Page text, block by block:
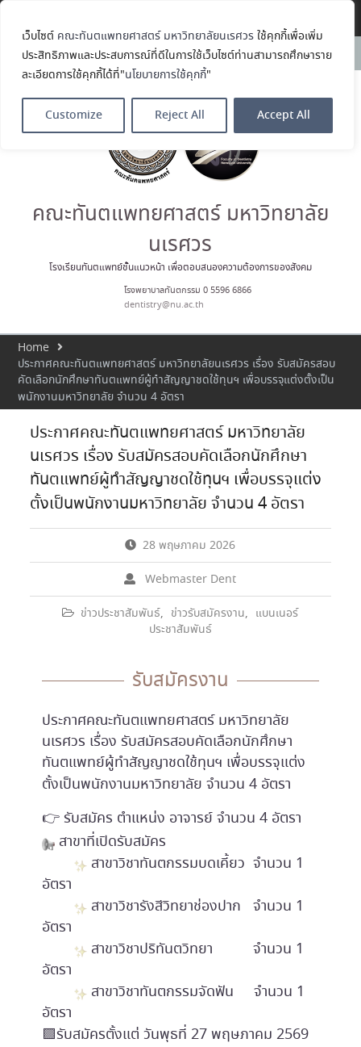
เว็บไซต์ คณะทันตแพทยศาสตร์ มหาวิทยาลัยนเรศวร ใช้คุกกี้เพื่อเพิ่ม
ประสิทธิภาพและประสบการณ์ที่ดีในการใช้เว็บไซต์ท่านสามารถศึกษาราย
ละเอียดการใช้คุกกี้ได้ที่"นโยบายการใช้คุกกี้"
Customize Reject All Accept All
News:
ขอแสดงความยินดีกับ รศ.ทพญ.รัช
วรรณ ตัณศลารักษ์ อาจารย์ประจำ
ภาควิชาทันตกรรมป้องกัน สาขาวิชา
ตำแหน่ง เลขาธิการสมาคม
ทันตแพทย์จัดฟันแห่ง
ประมวลภาพบรรยากาศกิจกรรม
Dent Connect Board Game
Café ครั้งที่ 1 เมื่อวันที่ 4 สิงหาคม
2569 ณ คณะทันแพทยศาสตร์
คณะทันตแพทยศาสตร์
ประชาสัมพันธ์ หลักสูตรทันตแพทย
ศาสตรบัณฑิต และหลักสูตร
ในโครงการ Open House 2026
กิจกรรม NU Explore: เคลียร์ตัว
คณะทันตแพทยศาสตร์ มหาวิทยาลัย
นเรศวร
โรงเรียนทันตแพทย์ชั้นแนวหน้า เพื่อตอบสนองความต้องการของสังคม
โรงพยาบาลทันตกรรม 0 5596 6866
dentistry@nu.ac.th
Home
ประกาศคณะทันตแพทยศาสตร์ มหาวิทยาลัยนเรศวร เรื่อง รับสมัครสอบ
คัดเลือกนักศึกษาทันตแพทย์ผู้ทำสัญญาชดใช้ทุนฯ เพื่อบรรจุแต่งตั้งเป็น
พนักงานมหาวิทยาลัย จำนวน 4 อัตรา
ประกาศคณะทันตแพทยศาสตร์ มหาวิทยาลัย
นเรศวร เรื่อง รับสมัครสอบคัดเลือกนักศึกษา
ทันตแพทย์ผู้ทำสัญญาชดใช้ทุนฯ เพื่อบรรจุแต่ง
ตั้งเป็นพนักงานมหาวิทยาลัย จำนวน 4 อัตรา
28 พฤษภาคม 2026
Webmaster Dent
ข่าวประชาสัมพันธ์, ข่าวรับสมัครงาน, แบนเนอร์
ประชาสัมพันธ์
รับสมัครงาน
ประกาศคณะทันตแพทยศาสตร์ มหาวิทยาลัย
นเรศวร เรื่อง รับสมัครสอบคัดเลือกนักศึกษา
ทันตแพทย์ผู้ทำสัญญาชดใช้ทุนฯ เพื่อบรรจุแต่ง
ตั้งเป็นพนักงานมหาวิทยาลัย จำนวน 4 อัตรา
👉 รับสมัคร ตำแหน่ง อาจารย์ จำนวน 4 อัตรา
สาขาที่เปิดรับสมัคร
สาขาวิชาทันตกรรมบดเคี้ยว จำนวน 1
อัตรา
สาขาวิชารังสีวิทยาช่องปาก จำนวน 1
อัตรา
สาขาวิชาปริทันตวิทยา จำนวน 1
อัตรา
สาขาวิชาทันตกรรมจัดฟัน จำนวน 1
อัตรา
🟪รับสมัครตั้งแต่ วันพุธที่ 27 พฤษภาคม 2569